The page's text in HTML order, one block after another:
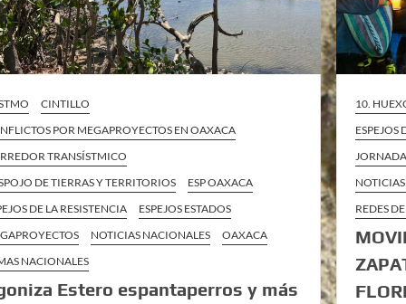
CINTILLO
POR MEGAPROYECTOS EN OAXACA
TRANSÍSTMICO
DE TIERRAS Y TERRITORIOS
ESP OAXACA
DE LA RESISTENCIA
ESPEJOS ESTADOS
NOTICIAS NACIONALES
OAXACA
NACIONALES
Estero espantaperros y más
10.
ESPEJOS
REDES